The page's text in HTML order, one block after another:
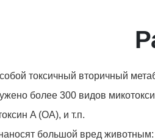
токсичный вторичный
более 300 видов
A (OA), и т.п.
большой вред животным: